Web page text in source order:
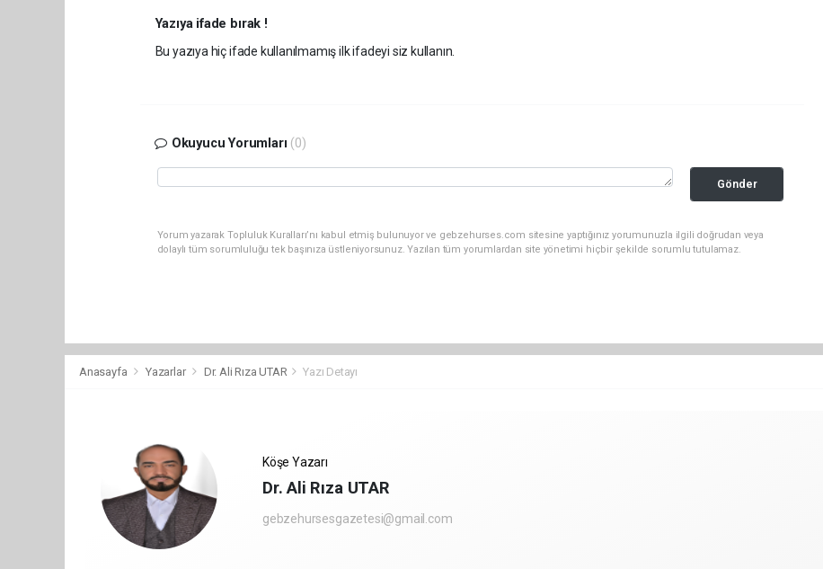
Yazıya ifade bırak !
Bu yazıya hiç ifade kullanılmamış ilk ifadeyi siz kullanın.
Okuyucu Yorumları (0)
Gönder
Yorum yazarak Topluluk Kuralları’nı kabul etmiş bulunuyor ve gebzehurses.com sitesine yaptığınız yorumunuzla ilgili doğrudan veya
dolaylı tüm sorumluluğu tek başınıza üstleniyorsunuz. Yazılan tüm yorumlardan site yönetimi hiçbir şekilde sorumlu tutulamaz.
Anasayfa Yazarlar Dr. Ali Rıza UTAR Yazı Detayı
Köşe Yazarı
Dr. Ali Rıza UTAR
gebzehursesgazetesi@gmail.com